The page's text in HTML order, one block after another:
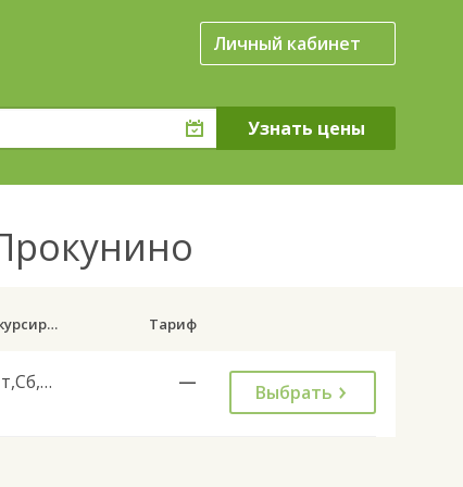
Личный кабинет
Дни курсирования Тариф
Ср,Пт,Сб,Вс — Выбрать